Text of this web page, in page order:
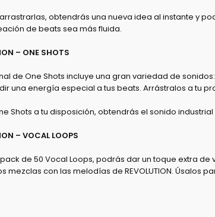
obtendrás una nueva idea al instante y
de beats sea más fluida.
– ONE SHOTS
de One Shots incluye una gran variedad de
una energía especial a tus beats. Arrástralos a tu
Shots a tu disposición, obtendrás el sonido
– VOCAL LOOPS
de 50 Vocal Loops, podrás dar un toque extra
mezclas con las melodías de REVOLUTION. Úsalos